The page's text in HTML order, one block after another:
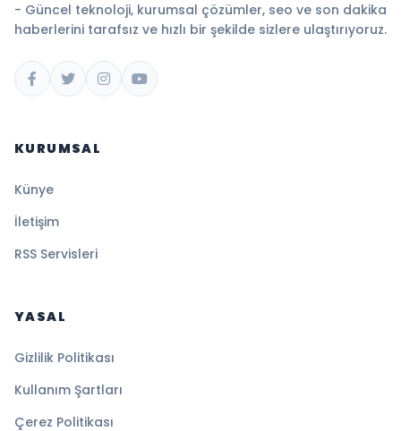
- Güncel teknoloji, kurumsal çözümler, seo ve son dakika
haberlerini tarafsız ve hızlı bir şekilde sizlere ulaştırıyoruz.
KURUMSAL
Künye
İletişim
RSS Servisleri
YASAL
Gizlilik Politikası
Kullanım Şartları
Çerez Politikası